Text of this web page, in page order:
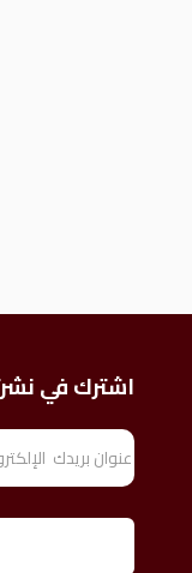
اشترك في
ا
ل
ر